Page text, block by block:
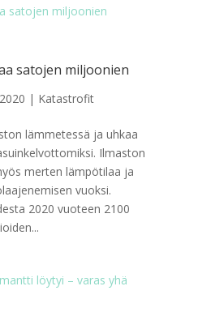
satojen miljoonien
| Katastrofit
lämmetessä ja uhkaa
Ilmaston
merten lämpötilaa ja
vuoksi.
2020 vuoteen 2100